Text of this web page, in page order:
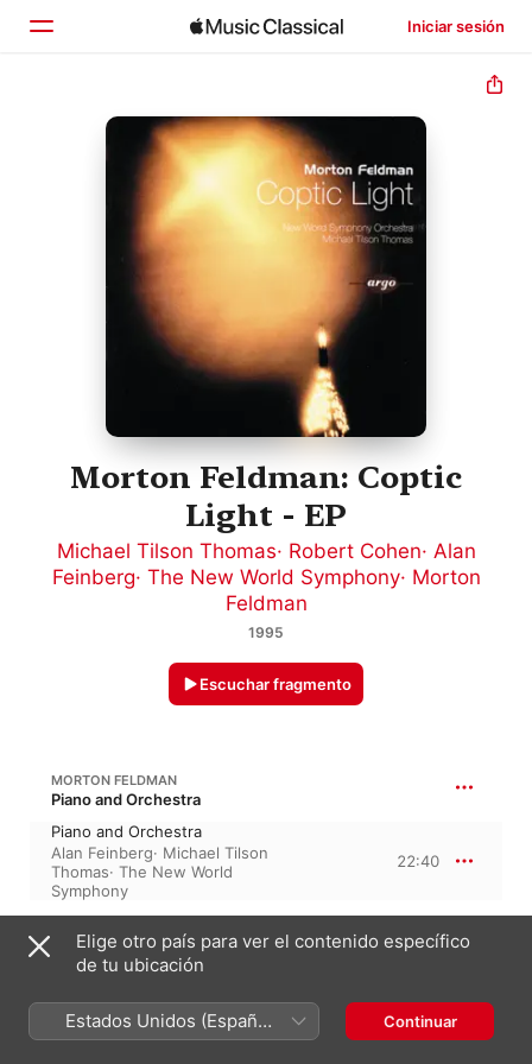
Iniciar sesión
Inicio
Explorar
Morton Feldman: Coptic
Light - EP
Michael Tilson Thomas· Robert Cohen· Alan
Feinberg· The New World Symphony· Morton
Feldman
1995
Escuchar fragmento
MORTON FELDMAN
Piano and Orchestra
Piano and Orchestra
Alan Feinberg· Michael Tilson
Thomas· The New World
Symphony
22:40
MORTON FELDMAN
Cello and Orchestra
Robert Cohen·Michael Tilson
Thomas·The New World
20:55
Elige otro país para ver el contenido específico
de tu ubicación
Estados Unidos (Español
México)
Continuar